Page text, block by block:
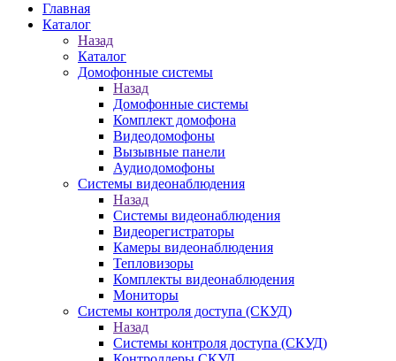
Главная
Каталог
Назад
Каталог
Домофонные системы
Назад
Домофонные системы
Комплект домофона
Видеодомофоны
Вызывные панели
Аудиодомофоны
Системы видеонаблюдения
Назад
Системы видеонаблюдения
Видеорегистраторы
Камеры видеонаблюдения
Тепловизоры
Комплекты видеонаблюдения
Мониторы
Системы контроля доступа (СКУД)
Назад
Системы контроля доступа (СКУД)